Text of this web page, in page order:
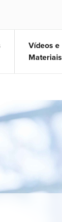
Vídeos e
Materiais